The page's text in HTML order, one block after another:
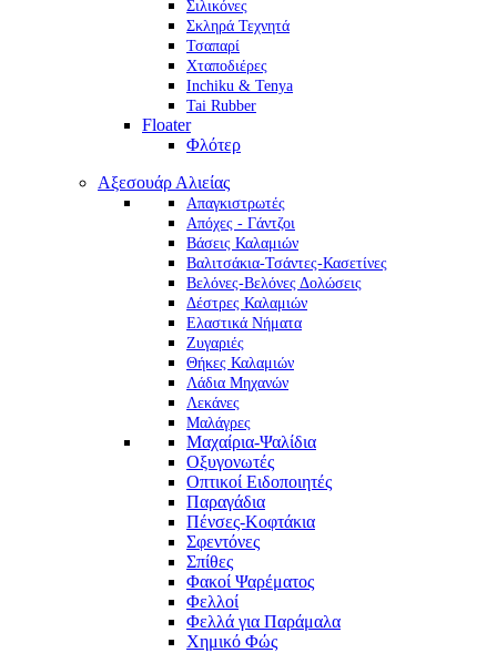
Σιλικόνες
Σκληρά Τεχνητά
Τσαπαρί
Χταποδιέρες
Inchiku & Tenya
Tai Rubber
Floater
Φλότερ
Αξεσουάρ Αλιείας
Απαγκιστρωτές
Απόχες - Γάντζοι
Βάσεις Καλαμιών
Βαλιτσάκια-Τσάντες-Κασετίνες
Βελόνες-Βελόνες Δολώσεις
Δέστρες Καλαμιών
Ελαστικά Νήματα
Ζυγαριές
Θήκες Καλαμιών
Λάδια Μηχανών
Λεκάνες
Μαλάγρες
Μαχαίρια-Ψαλίδια
Οξυγονωτές
Οπτικοί Ειδοποιητές
Παραγάδια
Πένσες-Κοφτάκια
Σφεντόνες
Σπίθες
Φακοί Ψαρέματος
Φελλοί
Φελλά για Παράμαλα
Χημικό Φώς